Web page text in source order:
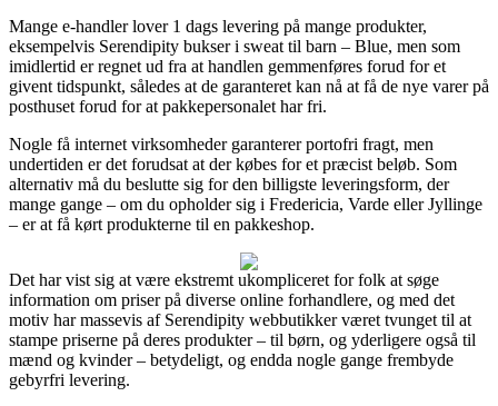
Mange e-handler lover 1 dags levering på mange produkter,
eksempelvis Serendipity bukser i sweat til barn – Blue, men som
imidlertid er regnet ud fra at handlen gemmenføres forud for et
givent tidspunkt, således at de garanteret kan nå at få de nye varer på
posthuset forud for at pakkepersonalet har fri.
Nogle få internet virksomheder garanterer portofri fragt, men
undertiden er det forudsat at der købes for et præcist beløb. Som
alternativ må du beslutte sig for den billigste leveringsform, der
mange gange – om du opholder sig i Fredericia, Varde eller Jyllinge
– er at få kørt produkterne til en pakkeshop.
Det har vist sig at være ekstremt ukompliceret for folk at søge
information om priser på diverse online forhandlere, og med det
motiv har massevis af Serendipity webbutikker været tvunget til at
stampe priserne på deres produkter – til børn, og yderligere også til
mænd og kvinder – betydeligt, og endda nogle gange frembyde
gebyrfri levering.